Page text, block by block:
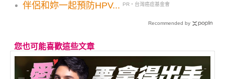
伴侶和妳一起預防HPV... PR・台灣癌症基金會
Recommended by
您也可能喜歡這些文章